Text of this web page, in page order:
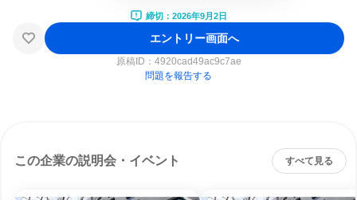
締切：2026年9月2日
エントリー画面へ
原稿ID： 4920cad49ac9c7ae
問題を報告する
この企業の説明会・イベント すべて見る